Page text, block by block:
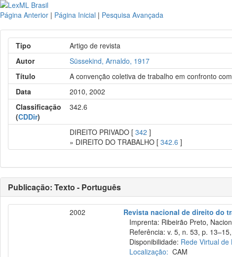
Página Anterior | Página Inicial | Pesquisa Avançada
Tipo
Artigo de revista
Autor
Süssekind, Arnaldo, 1917
Título
A convenção coletiva de trabalho em confronto
Data
2010, 2002
Classificação
(CDDir)
342.6
DIREITO PRIVADO [342 ]
» DIREITO DO TRABALHO [342.6 ]
Publicação: Texto - Português
2002
Revista nacional de direito do
Imprenta: Ribeirão Preto,
Referência: v. 5, n. 53, p.
Disponibilidade: Rede Virtual de
Localização: CAM